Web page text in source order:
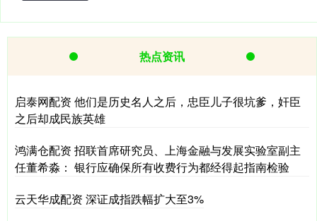
热点资讯
启泰网配资 他们是历史名人之后，忠臣儿子很坑爹，奸臣
之后却成民族英雄
鸿满仓配资 招联首席研究员、上海金融与发展实验室副主
任董希淼： 银行应确保所有收费行为都经得起指南检验
云天华成配资 深证成指跌幅扩大至3%